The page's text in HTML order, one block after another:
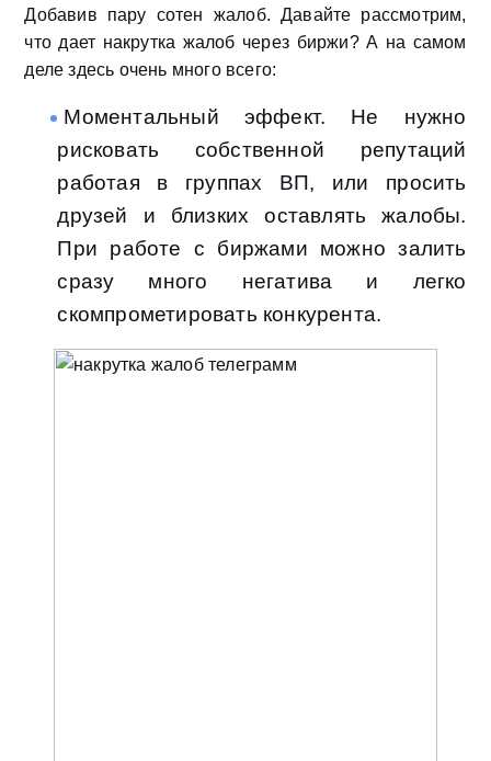
Добавив пару сотен жалоб. Давайте рассмотрим,
что дает накрутка жалоб через биржи? А на самом
деле здесь очень много всего:
Моментальный эффект. Не нужно
рисковать собственной репутаций
работая в группах ВП, или просить
друзей и близких оставлять жалобы.
При работе с биржами можно залить
сразу много негатива и легко
скомпрометировать конкурента.